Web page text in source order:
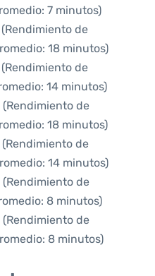
7 minutos)
(Rendimiento de
18 minutos)
(Rendimiento de
14 minutos)
(Rendimiento de
18 minutos)
(Rendimiento de
14 minutos)
(Rendimiento de
8 minutos)
(Rendimiento de
8 minutos)